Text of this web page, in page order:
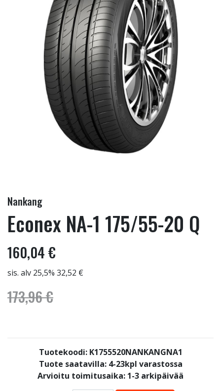
Nankang
Econex NA-1 175/55-20 Q
160,04 €
sis. alv 25,5% 32,52 €
173,96 €
Tuotekoodi: K1755520NANKANGNA1
Tuote saatavilla: 4-23kpl varastossa
Arvioitu toimitusaika: 1-3 arkipäivää